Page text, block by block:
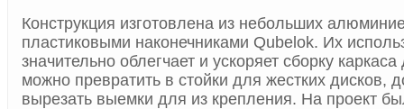
Конструкция изготовлена из небольших
пластиковыми наконечниками Qubelok. Их
значительно облегчает и ускоряет сборку
можно превратить в стойки для жестких дисков,
вырезать выемки для из крепления. На проект